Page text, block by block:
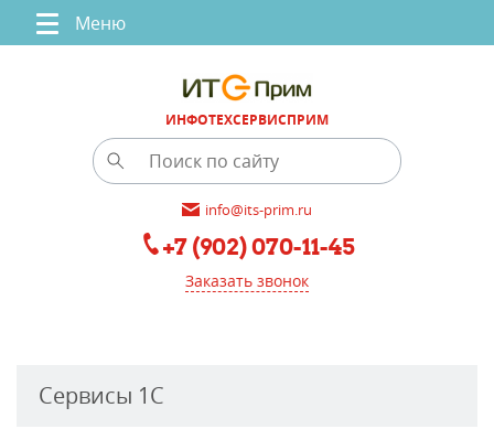
Меню
ИНФОТЕХСЕРВИСПРИМ
info@its-prim.ru
+7 (902) 070-11-45
Заказать звонок
Сервисы 1С